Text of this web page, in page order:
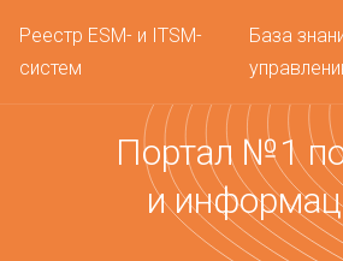
Реестр ESM- и ITSM-
систем
База
Портал №1
и